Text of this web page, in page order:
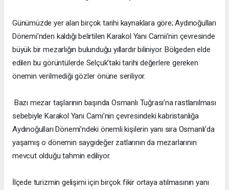
Günümüzde yer alan birçok tarihi kaynaklara göre; Aydınoğulları
Dönemi’nden kaldığı belirtilen Karakol Yanı Camii’nin çevresinde
büyük bir mezarlığın bulunduğu yıllardır biliniyor. Bölgeden elde
edilen bu görüntülerde Selçuk’taki tarihi değerlere gereken
önemin verilmediği gözler önüne seriliyor.
Bazı mezar taşlarının başında Osmanlı Tuğrası’na rastlanılması
sebebiyle Karakol Yanı Cami’nin çevresindeki kabristanlığa
Aydınoğulları Dönemi’ndeki önemli kişilerin yanı sıra Osmanlı’da
yaşamış o dönemin saygıdeğer zatlarının da mezarlarının
mevcut olduğu tahmin ediliyor.
İlçede turizmin gelişimi için birçok fikir ortaya atılmasının yanı